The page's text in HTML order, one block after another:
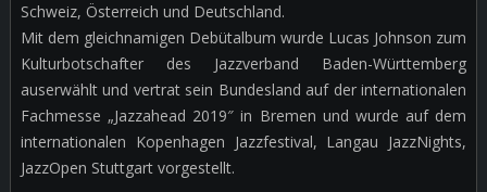
Schweiz, Österreich und Deutschland.
Mit dem gleichnamigen Debütalbum wurde Lucas Johnson zum
Kulturbotschafter des Jazzverband Baden-Württemberg
auserwählt und vertrat sein Bundesland auf der internationalen
Fachmesse „Jazzahead 2019″ in Bremen und wurde auf dem
internationalen Kopenhagen Jazzfestival, Langau JazzNights,
JazzOpen Stuttgart vorgestellt.